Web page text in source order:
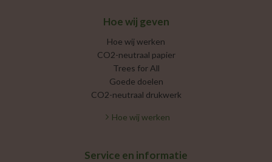
Hoe wij geven
Hoe wij werken
CO2-neutraal papier
Trees for All
Goede doelen
CO2-neutraal drukwerk
Hoe wij werken
Service en informatie